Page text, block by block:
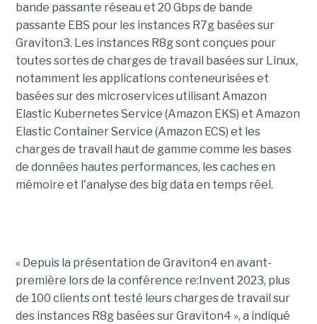
bande passante réseau et 20 Gbps de bande
passante EBS pour les instances R7g basées sur
Graviton3. Les instances R8g sont conçues pour
toutes sortes de charges de travail basées sur Linux,
notamment les applications conteneurisées et
basées sur des microservices utilisant Amazon
Elastic Kubernetes Service (Amazon EKS) et Amazon
Elastic Container Service (Amazon ECS) et les
charges de travail haut de gamme comme les bases
de données hautes performances, les caches en
mémoire et l'analyse des big data en temps réel.
« Depuis la présentation de Graviton4 en avant-
première lors de la conférence re:Invent 2023, plus
de 100 clients ont testé leurs charges de travail sur
des instances R8g basées sur Graviton4 », a indiqué